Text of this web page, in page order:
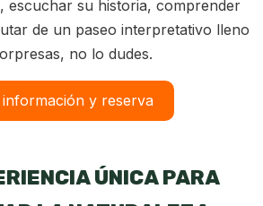
escuchar su historia, comprender
de un paseo interpretativo lleno
no lo dudes.
información y reserva
ÚNICA PARA